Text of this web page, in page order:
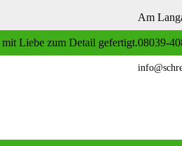
Liebe zum Detail gefertigt.
Am
08039-